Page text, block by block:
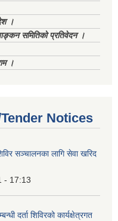
।
समितिको प्रतिवेदन ।
।
Notices
सञ्चालनका लागि सेवा खरिद
- 17:13
दर्ता शिविरको कार्यक्षेत्रगत